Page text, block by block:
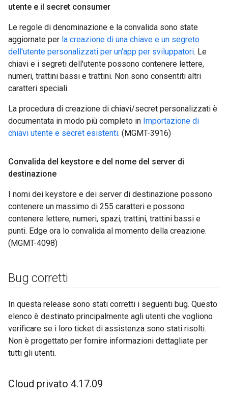
utente e il secret consumer
Le regole di denominazione e la convalida sono state
aggiornate per la creazione di una chiave e un segreto
dell'utente personalizzati per un'app per sviluppatori. Le
chiavi e i segreti dell'utente possono contenere lettere,
numeri, trattini bassi e trattini. Non sono consentiti altri
caratteri speciali.
La procedura di creazione di chiavi/secret personalizzati è
documentata in modo più completo in Importazione di
chiavi utente e secret esistenti. (MGMT-3916)
Convalida del keystore e del nome del server di
destinazione
I nomi dei keystore e dei server di destinazione possono
contenere un massimo di 255 caratteri e possono
contenere lettere, numeri, spazi, trattini, trattini bassi e
punti. Edge ora lo convalida al momento della creazione.
(MGMT-4098)
Bug corretti
In questa release sono stati corretti i seguenti bug. Questo
elenco è destinato principalmente agli utenti che vogliono
verificare se i loro ticket di assistenza sono stati risolti.
Non è progettato per fornire informazioni dettagliate per
tutti gli utenti.
Cloud privato 4.17.09